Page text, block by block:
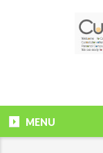
MENU